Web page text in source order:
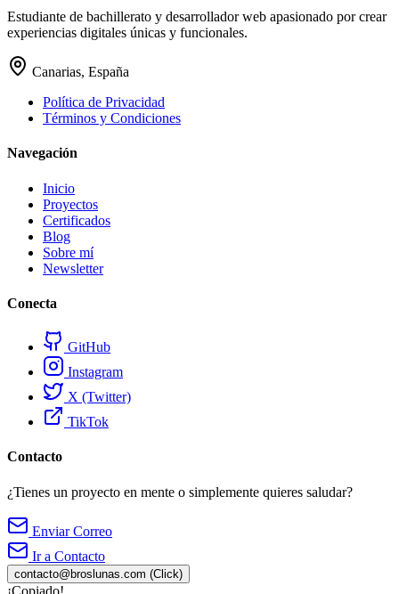
Estudiante de bachillerato y desarrollador web apasionado por crear
experiencias digitales únicas y funcionales.
Canarias, España
Política de Privacidad
Términos y Condiciones
Navegación
Inicio
Proyectos
Certificados
Blog
Sobre mí
Newsletter
Conecta
GitHub
Instagram
X (Twitter)
TikTok
Contacto
¿Tienes un proyecto en mente o simplemente quieres saludar?
Enviar Correo
Ir a Contacto
contacto@broslunas.com (Click)
¡Copiado!